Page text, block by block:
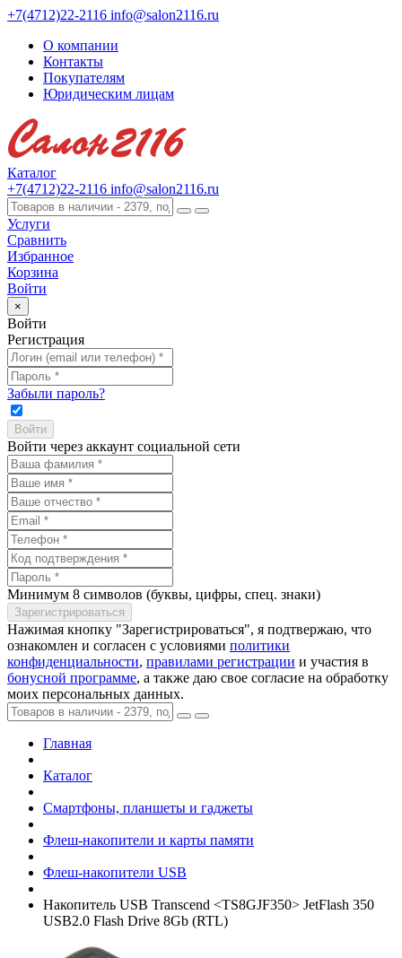
+7(4712)22-2116 info@salon2116.ru
О компании
Контакты
Покупателям
Юридическим лицам
Каталог
+7(4712)22-2116 info@salon2116.ru
Услуги
Сравнить
Избранное
Корзина
Войти
×
Войти
Регистрация
Забыли пароль?
Войти через аккаунт социальной сети
Минимум 8 символов (буквы, цифры, спец. знаки)
Нажимая кнопку "Зарегистрироваться", я подтвержаю, что
ознакомлен и согласен с условиями политики
конфиденциальности, правилами регистрации и участия в
бонусной программе, а также даю свое согласие на обработку
моих персональных данных.
Главная
Каталог
Смартфоны, планшеты и гаджеты
Флеш-накопители и карты памяти
Флеш-накопители USB
Накопитель USB Transcend <TS8GJF350> JetFlash 350
USB2.0 Flash Drive 8Gb (RTL)